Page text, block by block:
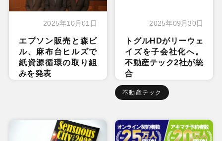
2025年10月01日
エプソン販売と森ビ
ル、麻布台ヒルズで
紙資源循環の取り組
みを発表
2025年09月30日
トグルHDがリーウェ
イズを子会社化へ。
不動産テック2社が統
合
不動産テック